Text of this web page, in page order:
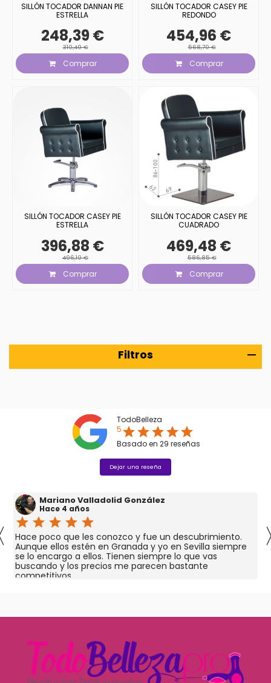
SILLÓN TOCADOR DANNAN PIE
ESTRELLA
248,39 €
310,49 €
Comprar
SILLÓN TOCADOR CASEY PIE
REDONDO
454,96 €
568,70 €
Comprar
SILLÓN TOCADOR CASEY PIE
ESTRELLA
396,88 €
496,10 €
Comprar
SILLÓN TOCADOR CASEY PIE
CUADRADO
469,48 €
586,85 €
Comprar
Filtros
TodoBelleza
5starstarstarstarstar
Basado en 29 reseñas
Dejar una reseña
Mariano Valladolid González
Hace 4 años
star star star star star
Hace poco que les conozco y fue un descubrimiento.
Aunque ellos estén en Granada y yo en Sevilla siempre
se lo encargo a ellos. Tienen siempre lo que vas
buscando y los precios me parecen bastante
competitivos.